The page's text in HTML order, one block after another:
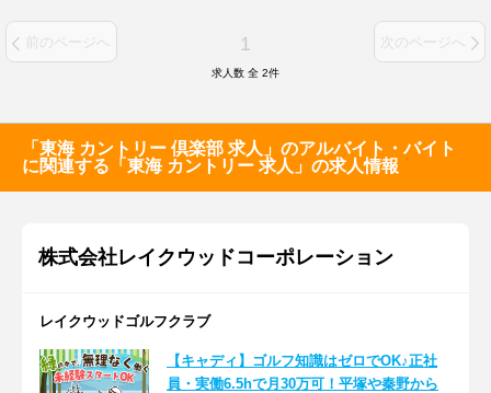
前のページへ 1 次のページへ
求人数 全 2件
「東海 カントリー 倶楽部 求人」のアルバイト・バイト
に関連する「東海 カントリー 求人」の求人情報
株式会社レイクウッドコーポレーション
レイクウッドゴルフクラブ
【キャディ】ゴルフ知識はゼロでOK♪正社
員・実働6.5hで月30万可！平塚や秦野から